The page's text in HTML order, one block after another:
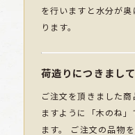
を行いますと水分が
ります。
荷造りにつきまして
ご注文を頂きました
ますように「木のね
ます。 ご注文の品物